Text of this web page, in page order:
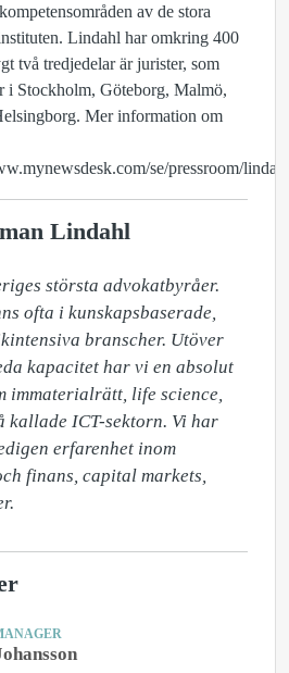
av de stora
Lindahl har omkring 400
två tredjedelar är jurister, som
i Stockholm, Göteborg, Malmö,
Mer information om
se/pressroom/
Lindahl
största advokatbyråer.
ofta i kunskapsbaserade,
branscher. Utöver
kapacitet har vi en absolut
immaterialrätt, life science,
kallade ICT-sektorn. Vi har
erfarenhet inom
finans, capital markets,